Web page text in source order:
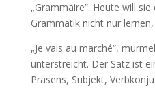
„Grammaire“. Heute will
Grammatik nicht nur
„Je vais au marché“,
unterstreicht. Der Satz ist
Präsens, Subjekt,